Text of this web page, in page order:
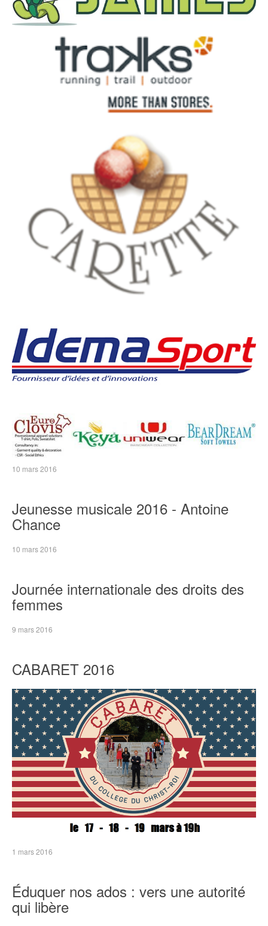
10 mars 2016
Jeunesse musicale 2016 - Antoine
Chance
10 mars 2016
Journée internationale des droits des
femmes
9 mars 2016
CABARET 2016
1 mars 2016
Éduquer nos ados : vers une autorité
qui libère